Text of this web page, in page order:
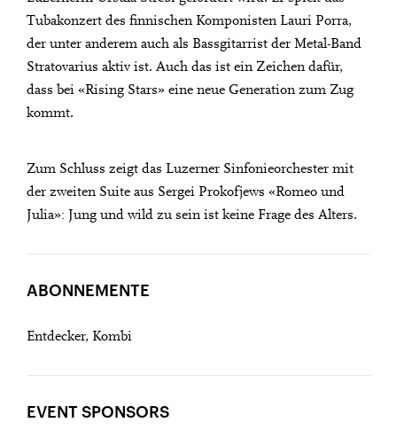
DIESE VERANSTALTUNG WEITEREMPFEHLEN
Gefällt Ihnen diese Veranstaltung? Machen Sie
Freunde oder Bekannte via E-Mail oder Facebook-
Tubakonzert des finnischen Komponisten Lauri Porra,
der unter anderem auch als Bassgitarrist der Metal-Band
Stratovarius aktiv ist. Auch das ist ein Zeichen dafür,
dass bei «Rising Stars» eine neue Generation zum Zug
kommt.
Zum Schluss zeigt das Luzerner Sinfonieorchester mit
der zweiten Suite aus Sergei Prokofjews «Romeo und
Julia»: Jung und wild zu sein ist keine Frage des Alters.
ABONNEMENTE
Entdecker, Kombi
EVENT SPONSORS
U28
U28 bedeutet: Jahrgang 1998
oder jünger.
Thomas und Doris
Ammann Stiftung
Donnerstag, 21. Mai,